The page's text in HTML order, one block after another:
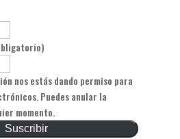
nos estás dando permiso para
Puedes anular la
momento.
Suscribir